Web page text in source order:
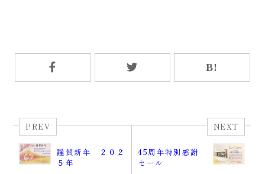
PREV
謹賀新年 ２０２
５年
NEXT
45周年特別感謝
セール